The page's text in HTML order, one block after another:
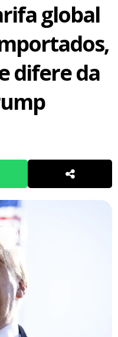
global
difere da